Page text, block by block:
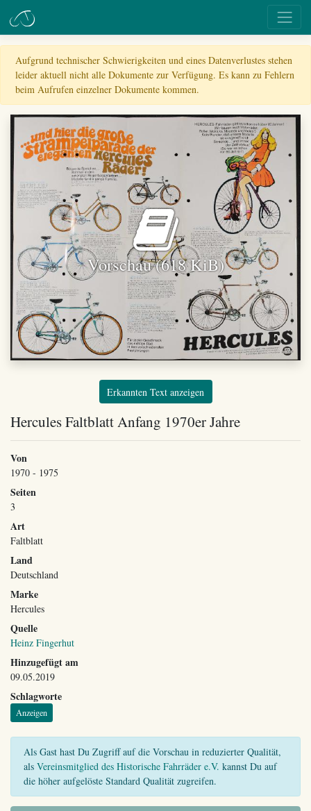
Aufgrund technischer Schwierigkeiten und eines Datenverlustes stehen
leider aktuell nicht alle Dokumente zur Verfügung. Es kann zu Fehlern
beim Aufrufen einzelner Dokumente kommen.
Vorschau (618 KiB)
Erkannten Text anzeigen
Hercules Faltblatt Anfang 1970er Jahre
Von
1970 - 1975
Seiten
3
Art
Faltblatt
Land
Deutschland
Marke
Hercules
Quelle
Heinz Fingerhut
Hinzugefügt am
09.05.2019
Schlagworte
Anzeigen
Als Gast hast Du Zugriff auf die Vorschau in reduzierter Qualität,
als Vereinsmitglied des Historische Fahrräder e.V. kannst Du auf
die höher aufgelöste Standard Qualität zugreifen.